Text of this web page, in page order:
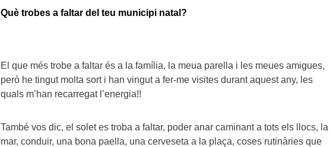
Què trobes a faltar del teu municipi natal?
El que més trobe a faltar és a la família, la meua parella i les meues amigues,
però he tingut molta sort i han vingut a fer-me visites durant aquest any, les
quals m’han recarregat l’energia!!
També vos dic, el solet es troba a faltar, poder anar caminant a tots els llocs, la
mar, conduir, una bona paella, una cerveseta a la plaça, coses rutinàries que